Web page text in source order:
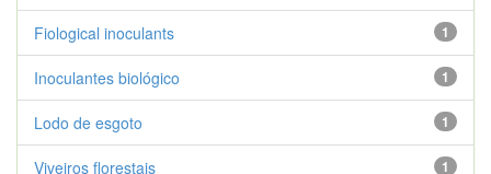
1
Fiological inoculants
1
Inoculantes biológico
1
Lodo de esgoto
1
Viveiros florestais